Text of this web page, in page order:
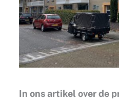
In ons artikel over de